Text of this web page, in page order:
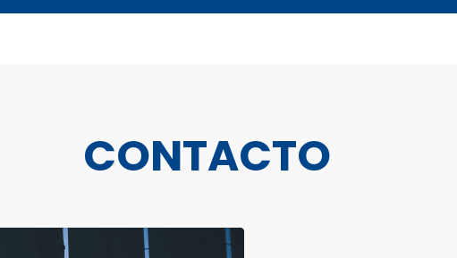
CONTACTO